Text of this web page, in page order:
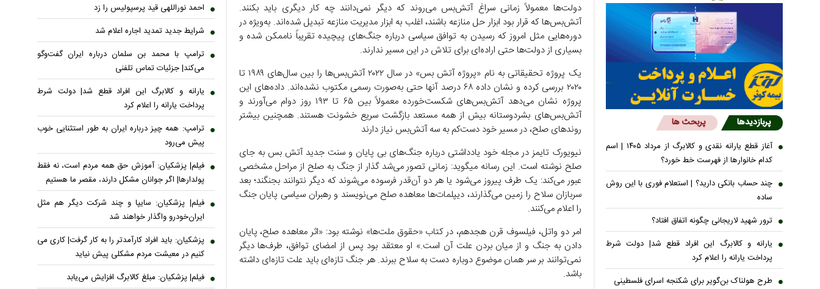
دولت‌ها معمولاً زمانی سراغ آتش‌بس می‌روند که دیگر نمی‌دانند چه کار دیگری باید بکنند.
آتش‌بس‌ها که قرار بود ابزار حل منازعه باشند، اغلب به ابزار مدیریت منازعه تبدیل شده‌اند. به‌ویژه در
دوره‌هایی مثل امروز که رسیدن به توافق سیاسی درباره جنگ‌های پیچیده تقریباً ناممکن شده و
بسیاری از دولت‌ها حتی اراده‌ای برای تلاش در این مسیر ندارند.
یک پروژه تحقیقاتی به نام «پروژه آتش بس» در سال ۲۰۲۲ آتش‌بس‌ها را بین سال‌های ۱۹۸۹ تا
۲۰۲۰ بررسی کرده و نشان داده ۶۸ درصد آنها حتی به‌صورت رسمی مکتوب نشده‌اند. داده‌های این
پروژه نشان می‌دهد آتش‌بس‌های شکست‌خورده معمولاً بین ۶۵ تا ۱۹۳ روز دوام می‌آورند و
آتش‌بس‌های بشردوستانه بیش از همه مستعد بازگشت سریع خشونت هستند. همچنین بیشتر
روند‌های صلح، در مسیر خود دست‌کم به سه آتش‌بس نیاز دارند
نیویورک تایمز در مجله خود یادداشتی درباره جنگ‌های بی پایان و سنت جدید آتش بس به جای
صلح نوشته است. این رسانه میگوید: زمانی تصور می‌شد گذار از جنگ به صلح از مراحل مشخصی
عبور می‌کند: یک طرف پیروز می‌شود یا هر دو آن‌قدر فرسوده می‌شوند که دیگر نتوانند بجنگند؛ بعد
سربازان سلاح را زمین می‌گذارند، دیپلمات‌ها معاهده صلح می‌نویسند و رهبران سیاسی پایان جنگ
را اعلام می‌کنند.
امر دو واتل، فیلسوف قرن هجدهم، در کتاب «حقوق ملت‌ها» نوشته بود: «اثر معاهده صلح، پایان
دادن به جنگ و از میان بردن علت آن است.» او معتقد بود پس از امضای توافق، طرف‌ها دیگر
نمی‌توانند بر سر همان موضوع دوباره دست به سلاح ببرند. هر جنگ تازه‌ای باید علت تازه‌ای داشته
باشد.
پربازدیدها پربحث ها
آغاز قطع یارانه نقدی و کالابرگ از مرداد ۱۴۰۵ | اسم
کدام خانوار‌ها از فهرست خط خورد؟
چند حساب بانکی دارید؟ | استعلام فوری با این روش
ساده
ترور شهید لاریجانی چگونه اتفاق افتاد؟
یارانه و کالابرگ این افراد قطع شد| دولت شرط
پرداخت یارانه را اعلام کرد
طرح هولناک بن‌گویر برای شکنجه اسرای فلسطینی
احمد نوراللهی قید پرسپولیس را زد
شرایط جدید تمدید اجاره اعلام شد
ترامپ با محمد بن سلمان درباره ایران گفت‌وگو
می‌کند| جزئیات تماس تلفنی
یارانه و کالابرگ این افراد قطع شد| دولت شرط
پرداخت یارانه را اعلام کرد
ترامپ: همه چیز درباره ایران به طور استثنایی خوب
پیش می‌رود
فیلم| پزشکیان: آموزش حق همه مردم است، نه فقط
پولدارها| اگر جوانان مشکل دارند، مقصر ما هستیم
فیلم| پزشکیان: سایپا و چند شرکت دیگر هم مثل
ایران‌خودرو واگذار خواهند شد
پزشکیان: باید افراد کارآمدتر را به کار گرفت| کاری می
کنیم در معیشت مردم مشکلی پیش نیاید
فیلم| پزشکیان: مبلغ کالابرگ افزایش می‌یابد